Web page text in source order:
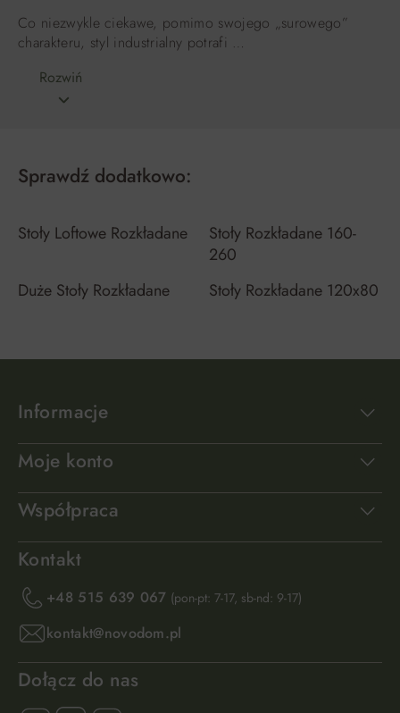
Co niezwykle ciekawe, pomimo swojego „surowego”
charakteru, styl industrialny potrafi …
Rozwiń
Sprawdź dodatkowo:
Stoły Loftowe Rozkładane
Stoły Rozkładane 160-
260
Duże Stoły Rozkładane
Stoły Rozkładane 120x80
Informacje
Moje konto
Współpraca
Kontakt
+48 515 639 067 (pon-pt: 7-17, sb-nd: 9-17)
kontakt@novodom.pl
Dołącz do nas